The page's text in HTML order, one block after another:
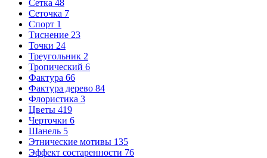
Сетка 48
Сеточка 7
Спорт 1
Тиснение 23
Точки 24
Треугольник 2
Тропический 6
Фактура 66
Фактура дерево 84
Флористика 3
Цветы 419
Черточки 6
Шанель 5
Этнические мотивы 135
Эффект состаренности 76